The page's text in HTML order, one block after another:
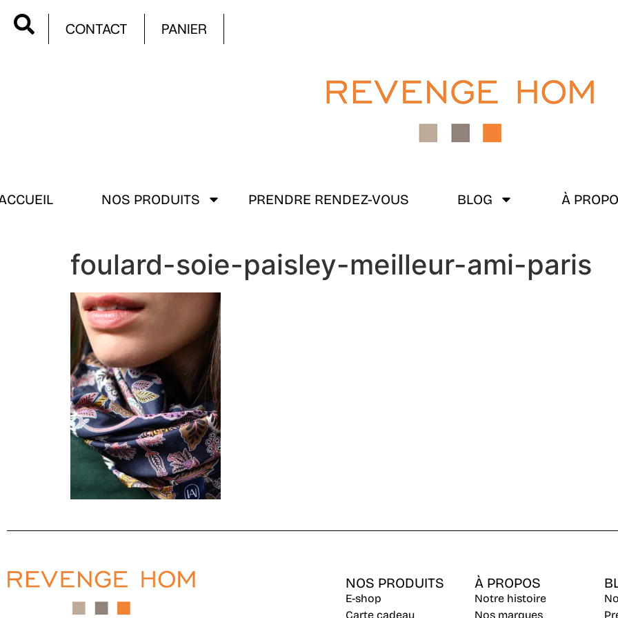
CONTACT PANIER
NOS PRODUITS PRENDRE RENDEZ-VOUS BLOG À
foulard-soie-paisley-meilleur-ami-paris
NOS PRODUITS
E-shop
Carte cadeau
À PROPOS
Notre histoire
Nos marques